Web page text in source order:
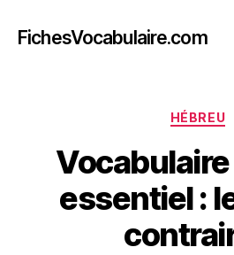
FichesVocabulaire.com
HÉBREU
essentiel :